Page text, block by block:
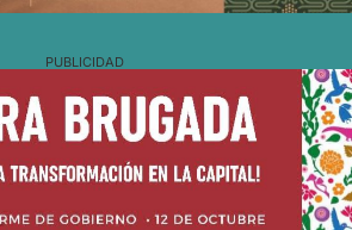
PUBLICIDAD